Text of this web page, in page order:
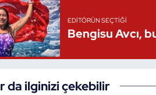
EDITÖRÜN SEÇTIĞI
Bengisu Avcı,
da ilginizi çekebilir